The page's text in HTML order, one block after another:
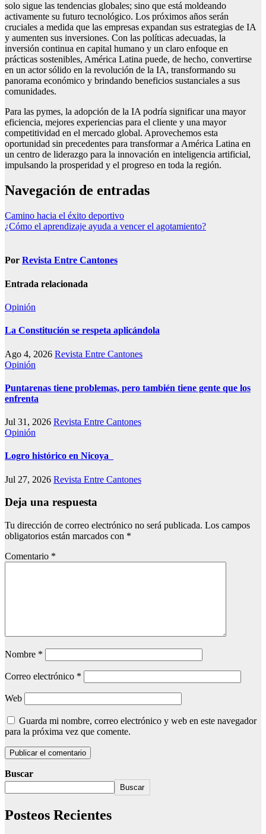
solo sigue las tendencias globales; sino que está moldeando
activamente su futuro tecnológico. Los próximos años serán
cruciales a medida que las empresas expandan sus estrategias de IA
y aumenten sus inversiones. Con las políticas adecuadas, la
inversión continua en capital humano y un claro enfoque en
prácticas sostenibles, América Latina puede, de hecho, convertirse
en un actor sólido en la revolución de la IA, transformando su
panorama económico y brindando beneficios sustanciales a sus
comunidades.
Para las pymes, la adopción de la IA podría significar una mayor
eficiencia, mejores experiencias para el cliente y una mayor
competitividad en el mercado global. Aprovechemos esta
oportunidad sin precedentes para transformar a América Latina en
un centro de liderazgo para la innovación en inteligencia artificial,
impulsando la prosperidad y el progreso en toda la región.
Navegación de entradas
Camino hacia el éxito deportivo
¿Cómo el aprendizaje ayuda a vencer el agotamiento?
Por Revista Entre Cantones
Entrada relacionada
Opinión
La Constitución se respeta aplicándola
Ago 4, 2026 Revista Entre Cantones
Opinión
Puntarenas tiene problemas, pero también tiene gente que los
enfrenta
Jul 31, 2026 Revista Entre Cantones
Opinión
Logro histórico en Nicoya
Jul 27, 2026 Revista Entre Cantones
Deja una respuesta
Tu dirección de correo electrónico no será publicada. Los campos
obligatorios están marcados con *
Comentario *
Nombre *
Correo electrónico *
Web
Guarda mi nombre, correo electrónico y web en este navegador
para la próxima vez que comente.
Buscar
Buscar
Posteos Recientes